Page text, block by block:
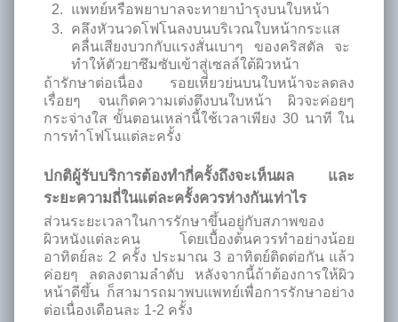
แพทย์หรือพยาบาลจะทายาบำรุงบนใบหน้า
คลึงหัวนวดโฟโนลงบนบริเวณใบหน้ากระแส
คลื่นเสียงบวกกับแรงสั่นเบาๆ ของคริสตัล จะ
ทำให้ตัวยาซึมซับเข้าสู่เซลล์ใต้ผิวหน้า
ถ้ารักษาต่อเนื่อง รอยเหี่ยวย่นบนใบหน้าจะลดลง
เรื่อยๆ จนเกิดความเต่งตึงบนใบหน้า ผิวจะค่อยๆ
กระจ่างใส ขั้นตอนเหล่านี้ใช้เวลาเพียง 30 นาที ใน
การทำโฟโนแต่ละครั้ง
ปกติผู้รับบริการต้องทำกี่ครั้งถึงจะเห็นผล และ
ระยะความถี่ในแต่ละครั้งควรห่างกันเท่าไร
ส่วนระยะเวลาในการรักษาขึ้นอยู่กับสภาพของ
ผิวหนังแต่ละคน โดยเบื้องต้นควรทำอย่างน้อย
อาทิตย์ละ 2 ครั้ง ประมาณ 3 อาทิตย์ติดต่อกัน แล้ว
ค่อยๆ ลดลงตามลำดับ หลังจากนี้ถ้าต้องการให้ผิว
หน้าดีขึ้น ก็สามารถมาพบแพทย์เพื่อการรักษาอย่าง
ต่อเนื่องเดือนละ 1-2 ครั้ง